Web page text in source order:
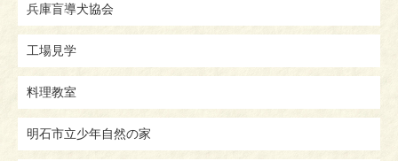
兵庫盲導犬協会
工場見学
料理教室
明石市立少年自然の家